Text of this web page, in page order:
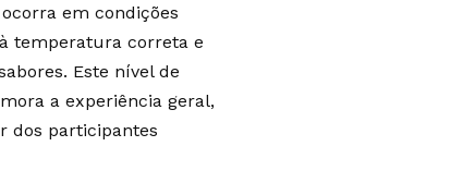
em condições
temperatura correta e
Este nível de
a experiência geral,
dos participantes